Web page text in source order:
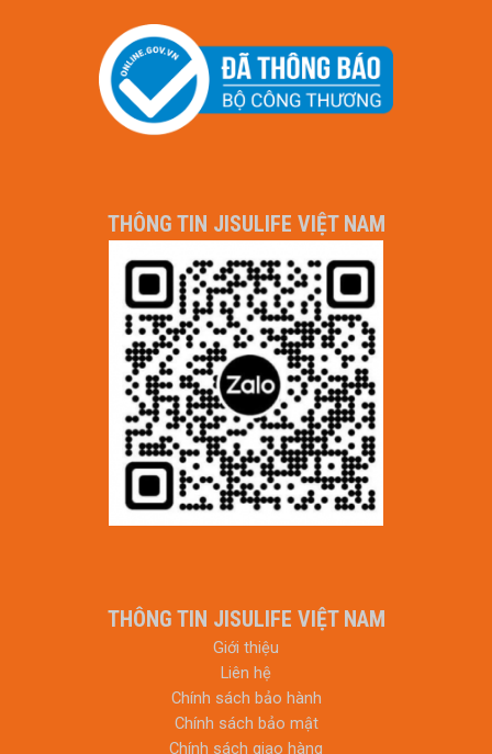
THÔNG TIN JISULIFE VIỆT NAM
THÔNG TIN JISULIFE VIỆT NAM
Giới thiệu
Liên hệ
Chính sách bảo hành
Chính sách bảo mật
Chính sách giao hàng